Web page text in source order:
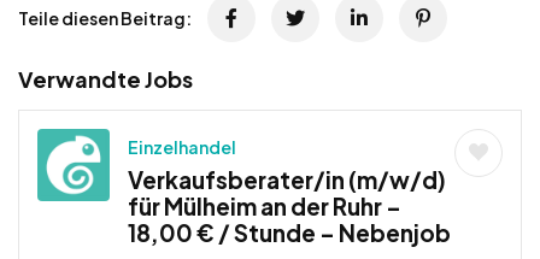
Teile diesen Beitrag:
Verwandte Jobs
Einzelhandel
Verkaufsberater/in (m/w/d)
für Mülheim an der Ruhr –
18,00 € / Stunde – Nebenjob